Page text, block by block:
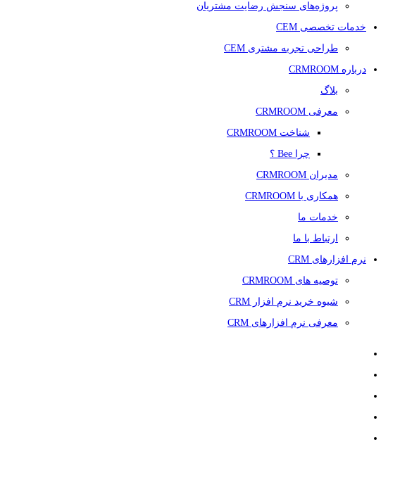
پروژه‌های سنجش رضایت مشتریان
خدمات تخصصی CEM
طراحی تجربه مشتری CEM
درباره CRMROOM
بلاگ
معرفی CRMROOM
شناخت CRMROOM
چرا Bee ؟
مدیران CRMROOM
همکاری با CRMROOM
خدمات ما
ارتباط با ما
نرم افزارهای CRM
توصیه های CRMROOM
شیوه خرید نرم افزار CRM
معرفی نرم افزارهای CRM